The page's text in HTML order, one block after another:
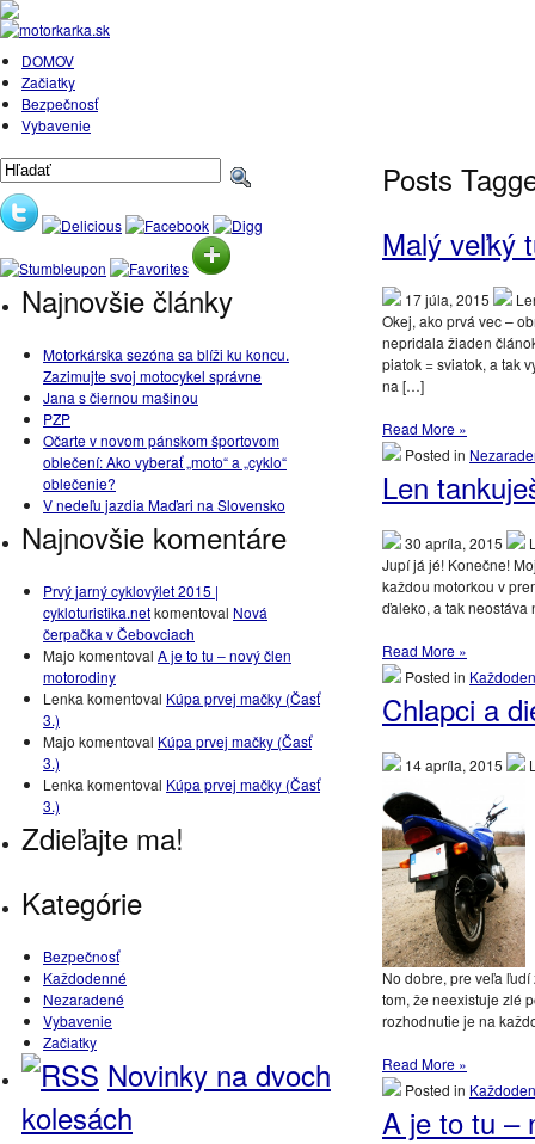
DOMOV
Začiatky
Bezpečnosť
Vybavenie
Najnovšie články
Motorkárska sezóna sa blíži ku koncu.
Zazimujte svoj motocykel správne
Jana s čiernou mašinou
PZP
Očarte v novom pánskom športovom
oblečení: Ako vyberať „moto“ a „cyklo“
oblečenie?
V nedeľu jazdia Maďari na Slovensko
Najnovšie komentáre
Prvý jarný cyklovýlet 2015 |
cykloturistika.netkomentoval Nová
čerpačka v Čebovciach
Majo komentoval A je to tu – nový člen
motorodiny
Lenka komentoval Kúpa prvej mačky (Časť
3.)
Majo komentoval Kúpa prvej mačky (Časť
3.)
Lenka komentoval Kúpa prvej mačky (Časť
3.)
Zdieľajte ma!
Kategórie
Bezpečnosť
Každodenné
Nezaradené
Vybavenie
Začiatky
Novinky na dvoch
kolesách
Posts
Malý veľký
17 júla, 2015
Okej, ako prvá vec –
nepridala žiaden
piatok = sviatok, a tak
na […]
Read More »
Posted in
Len
30 apríla, 2015
Jupí já jé! Konečne!
každou motorkou v
ďaleko, a tak neostáva
Read More »
Posted in
Chlapci a
14 apríla, 2015
No dobre, pre veľa
tom, že neexistuje zlé
rozhodnutie je na
Read More »
Posted in
A je to tu –